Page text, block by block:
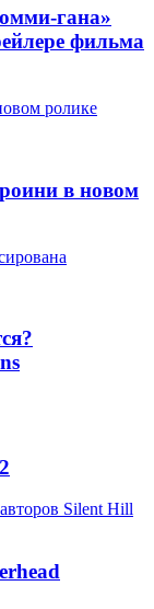
гана»
фильма
ролике
в новом
Silent Hill